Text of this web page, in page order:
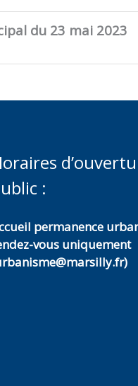
du 23 mai 2023
:
permanence
vous uniquement